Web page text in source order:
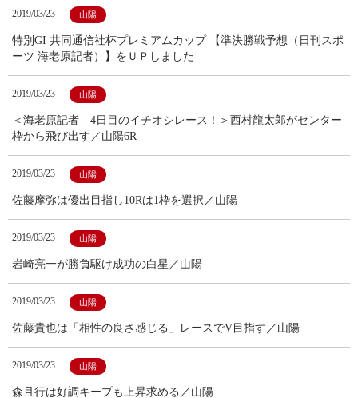
2019/03/23 山陽
特別GI 共同通信社杯プレミアムカップ 【準決勝戦予想（日刊スポ
ーツ 海老原記者）】をＵＰしました
2019/03/23 山陽
＜海老原記者 4日目のイチオシレース！＞西村龍太郎がセンター
枠から飛び出す／山陽6R
2019/03/23 山陽
佐藤摩弥は優出目指し10Rは1枠を選択／山陽
2019/03/23 山陽
岩崎亮一が勝負駆け成功の白星／山陽
2019/03/23 山陽
佐藤貴也は「相性の良さ感じる」レースでV目指す／山陽
2019/03/23 山陽
森且行は好調キープも上昇求める／山陽